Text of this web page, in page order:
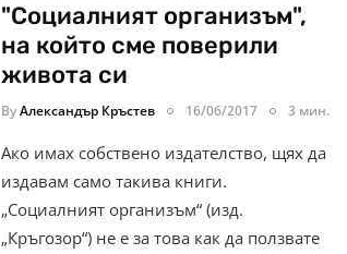
"Социалният организъм",
на който сме поверили
живота си
ByАлександър Кръстев 16/06/2017 3 мин.
Ако имах собствено издателство, щях да
издавам само такива книги.
„Социалният организъм“ (изд.
„Кръгозор“) не е за това как да ползвате